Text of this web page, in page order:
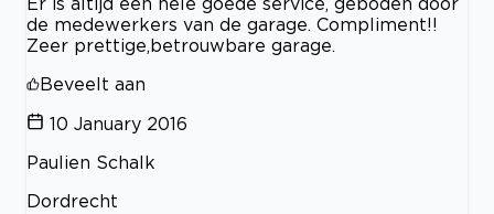
de medewerkers van de garage. Compliment!!
Zeer prettige,betrouwbare garage.
Beveelt aan
10 January 2016
Paulien Schalk
Dordrecht